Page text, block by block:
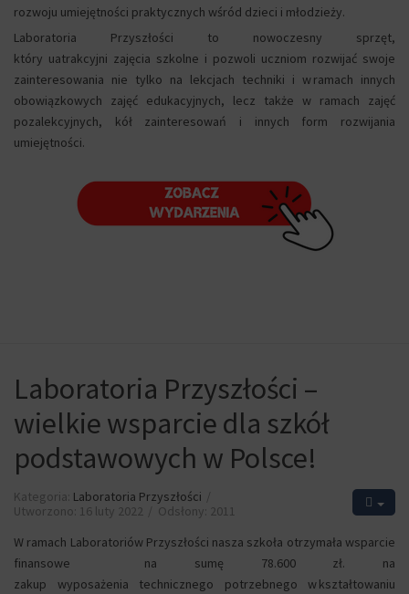
rozwoju umiejętności praktycznych wśród dzieci i młodzieży.
Laboratoria Przyszłości to nowoczesny sprzęt,
który uatrakcyjni zajęcia szkolne i pozwoli uczniom rozwijać swoje
zainteresowania nie tylko na lekcjach techniki i w ramach innych
obowiązkowych zajęć edukacyjnych, lecz także w ramach zajęć
pozalekcyjnych, kół zainteresowań i innych form rozwijania
umiejętności.
Laboratoria Przyszłości –
wielkie wsparcie dla szkół
podstawowych w Polsce!
Kategoria: Laboratoria Przyszłości
Utworzono: 16 luty 2022
Odsłony: 2011
W ramach Laboratoriów Przyszłości nasza szkoła otrzymała wsparcie
finansowe na sumę 78.600 zł. na
zakup wyposażenia technicznego potrzebnego w kształtowaniu